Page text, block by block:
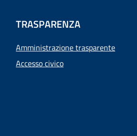
TRASPARENZA
Amministrazione trasparente
Accesso civico